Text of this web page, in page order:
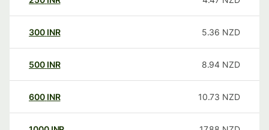
300 INR 5.36 NZD
500 INR 8.94 NZD
600 INR 10.73 NZD